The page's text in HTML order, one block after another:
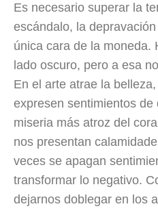
Es necesario superar la
escándalo, la
única cara de la moneda.
lado oscuro, pero a esa
En el arte atrae la
expresen sentimientos
miseria más atroz del
nos presentan
veces se apagan
transformar lo negativo.
dejarnos doblegar en los